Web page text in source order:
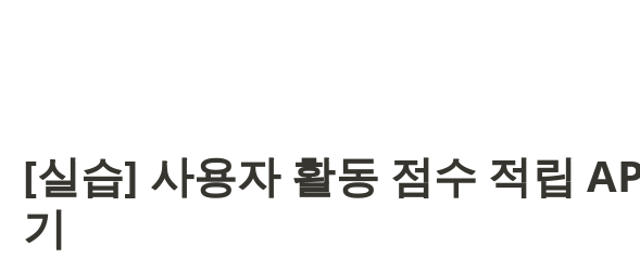
[실습] 사용자 활동 점수 적립
기